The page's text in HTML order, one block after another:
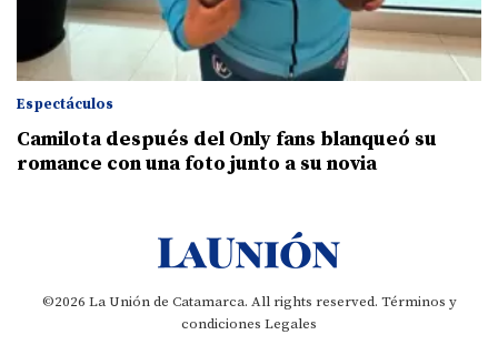
Espectáculos
Camilota después del Only fans blanqueó su
romance con una foto junto a su novia
©2026 La Unión de Catamarca. All rights reserved. Términos y
condiciones Legales